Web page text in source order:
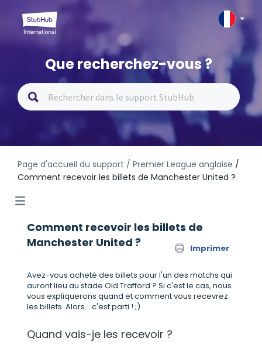
Que recherchez-vous ?
Page d'accueil du support / Premier League anglaise /
Comment recevoir les billets de Manchester United ?
Comment recevoir les billets de
Manchester United ?
Imprimer
Avez-vous acheté des billets pour l'un des matchs qui
auront lieu au stade Old Trafford ? Si c'est le cas, nous
vous expliquerons quand et comment vous recevrez
les billets. Alors... c'est parti ! ;)
Quand vais-je les recevoir ?